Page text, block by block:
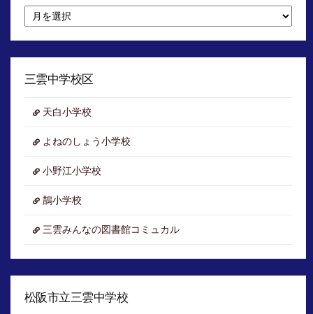
別
ア
イ
三雲中学校区
天白小学校
よねのしょう小学校
小野江小学校
鵲小学校
三雲みんなの図書館コミュカル
松阪市立三雲中学校